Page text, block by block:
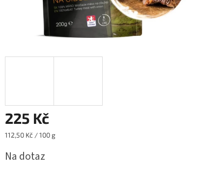
225 Kč
Měrná
112,50 Kč / 100 g
Na dotaz